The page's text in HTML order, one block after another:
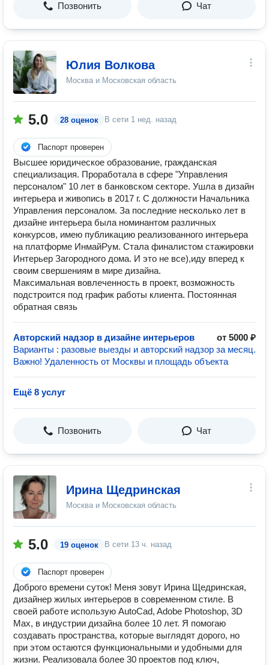
Позвонить Чат
Юлия Волкова
Москва и Московская область
5.0 28 оценок В сети 1 нед. назад
Паспорт проверен
Высшее юридическое образование, гражданская
специализация. Проработала в сфере "Управления
персоналом" 10 лет в банковском секторе. Ушла в дизайн
интерьера и живопись в 2017 г. С должности Начальника
Управления персоналом. За последние несколько лет в
дизайне интерьера была номинантом различных
конкурсов, имею публикацию реализованного интерьера
на платформе ИнмайРум. Стала финалистом стажировки
Интерьер Загородного дома. И это не все),иду вперед к
своим свершениям в мире дизайна.
Максимальная вовлеченность в проект, возможность
подстроится под график работы клиента. Постоянная
обратная связь
Авторский надзор в дизайне интерьеров
от 5000 ₽
Варианты : разовые выезды и авторский надзор за месяц.
Важно! Удаленность от Москвы и площадь объекта
Ещё 8 услуг
Позвонить Чат
Ирина Щедринская
Москва и Московская область
5.0 19 оценок В сети 13 ч. назад
Паспорт проверен
Доброго времени суток! Меня зовут Ирина Щедринская,
дизайнер жилых интерьеров в современном стиле. В
своей работе использую AutoCad, Adobe Photoshop, 3D
Max, в индустрии дизайна более 10 лет. Я помогаю
создавать пространства, которые выглядят дорого, но
при этом остаются функциональными и удобными для
жизни. Реализовала более 30 проектов под ключ,